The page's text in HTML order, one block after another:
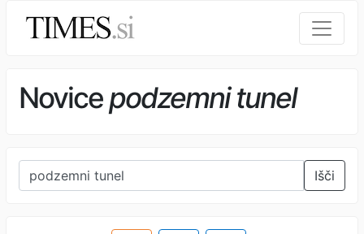
Novicepodzemni tunel
Išči